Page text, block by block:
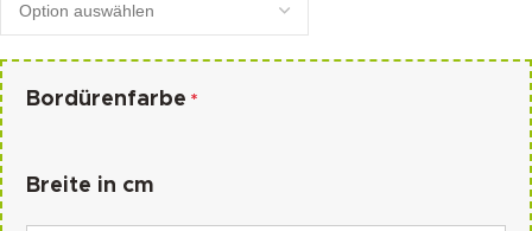
Bordürenfarbe *
Breite in cm